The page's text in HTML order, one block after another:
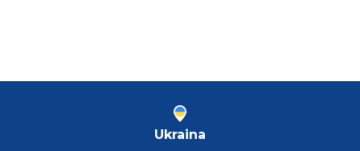
Ukraina